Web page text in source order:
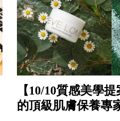
【10/10質感美學
的頂級肌膚保養專